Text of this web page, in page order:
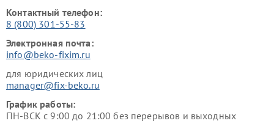
Контактный телефон:
8 (800) 301-55-83
Электронная почта:
info@beko-fixim.ru
для юридических лиц
manager@fix-beko.ru
График работы:
ПН-ВСК с 9:00 до 21:00 без перерывов и выходных